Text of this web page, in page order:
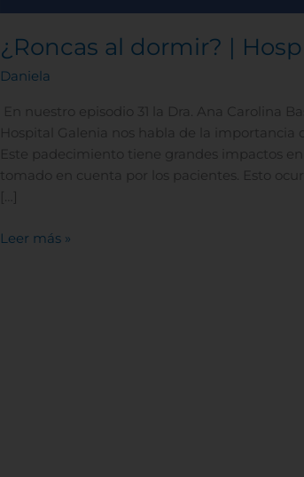
¿Roncas al dormir? |
Daniela
En nuestro episodio 31 la Dra. Ana Carolina
Hospital Galenia nos habla de la importancia
Este padecimiento tiene grandes impactos
tomado en cuenta por los pacientes. Esto
[…]
Leer más »